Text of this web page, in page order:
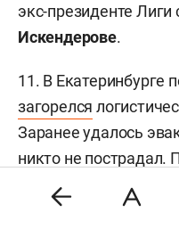
экс-президенте
Искендерове.
11. В Екатеринбурге
загорелся
Заранее удалось
никто не пострадал.
ограничил прием